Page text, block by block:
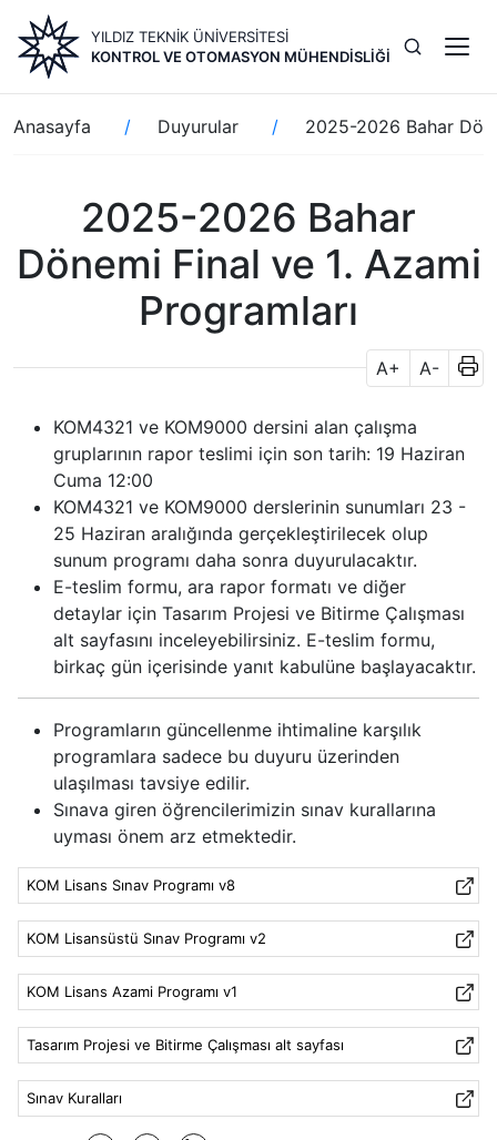
içeriğe
atla
YILDIZ TEKNİK ÜNİVERSİTESİ
KONTROL VE OTOMASYON MÜHENDISLIĞI
Sayfa
yolu
Anasayfa Duyurular 2025-2026 Bahar
2025-2026 Bahar
Dönemi Final ve 1. Azami
Programları
A+ A-
KOM4321 ve KOM9000 dersini alan çalışma
gruplarının rapor teslimi için son tarih: 19 Haziran
Cuma 12:00
KOM4321 ve KOM9000 derslerinin sunumları 23 -
25 Haziran aralığında gerçekleştirilecek olup
sunum programı daha sonra duyurulacaktır.
E-teslim formu, ara rapor formatı ve diğer
detaylar için Tasarım Projesi ve Bitirme Çalışması
alt sayfasını inceleyebilirsiniz. E-teslim formu,
birkaç gün içerisinde yanıt kabulüne başlayacaktır.
Programların güncellenme ihtimaline karşılık
programlara sadece bu duyuru üzerinden
ulaşılması tavsiye edilir.
Sınava giren öğrencilerimizin sınav kurallarına
uyması önem arz etmektedir.
KOM Lisans Sınav Programı v8
KOM Lisansüstü Sınav Programı v2
KOM Lisans Azami Programı v1
Tasarım Projesi ve Bitirme Çalışması alt sayfası
Sınav Kuralları